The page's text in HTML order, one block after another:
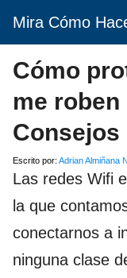
Mira Cómo
Cómo
me roben
Consejos
Escrito por: Adrian Almiñana
Las redes Wifi
la que
conectarnos a
ninguna clase